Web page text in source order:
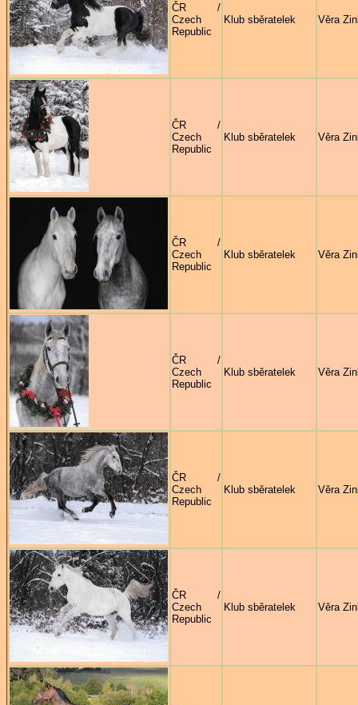
ČR /
Czech
Republic
Klub sběratelek Věra
ČR /
Czech
Republic
Klub sběratelek Věra
ČR /
Czech
Republic
Klub sběratelek Věra
ČR /
Czech
Republic
Klub sběratelek Věra
ČR /
Czech
Republic
Klub sběratelek Věra
ČR /
Czech
Republic
Klub sběratelek Věra